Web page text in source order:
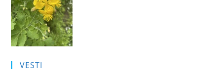
VESTI